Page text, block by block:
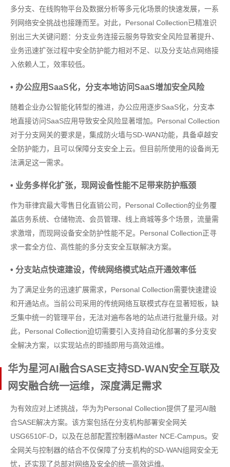
多分支、在线购物平台及数据分析等多元化场景的快速发展，一系
列网络安全挑战也接踵而至。对此，Personal Collection已精准识
别出三大关键问题：分支业务连接云服务导致安全风险显著提升、
业务迅速扩张过程中安全防护能力相对不足、以及分支站点网络接
入依赖人工，效率较低。
• 办公应用SaaS化，分支本地访问SaaS增加安全风险
随着企业办公智能化转型的推进，办公应用逐步SaaS化，分支本
地直接访问SaaS应用导致安全风险显著增加。Personal Collection
对于分支网关的要求是，集成防火墙与SD-WAN功能，具备卓越安
全防护能力，且可以保障分支安全上云。但目前所使用的设备尚无
法满足这一需求。
• 业务多样化扩张，现网设备性能不足带来防护瓶颈
作为菲律宾最大零售日化直销公司，Personal Collection的业务覆
盖店务系统、仓储物流、会员管理、线上商城等多个场景，流量需
求激增，而现网设备安全防护性能不足。Personal Collection正寻
求一套全方位、高性能的多分支安全互联解决方案。
• 分支站点快速建设，传统网络模式站点开通效率低
为了满足业务的迅速扩展需求，Personal Collection需要快速建设
和开通站点。当前公司采用的传统网络互联模式存在显著短板，缺
乏集中统一的管理平台，无法对遍布各地的站点进行批量升级。对
此，Personal Collection迫切需要引入支持自动化部署的多分支安
全解决方案，以实现站点的即插即用与高效运维。
华为星河AI融合SASE支持SD-WAN安全互联及
网安融合统一运维，深度满足需求
为有效应对上述挑战，华为为Personal Collection提供了星河AI融
合SASE解决方案。该方案包括在分支机构部署安全网关
USG6510F-D，以及在总部配置控制器iMaster NCE-Campus。安
全网关与控制器的结合不仅保障了分支机构的SD-WAN组网安全无
忧，还实现了总部对网络及安全的统一高效运维。